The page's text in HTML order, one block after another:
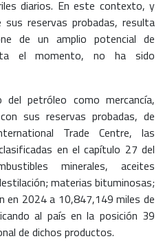
diarios. En este contexto, y
reservas probadas, resulta
de un amplio potencial de
el momento, no ha sido
petróleo como mercancía,
sus reservas probadas, de
Trade Centre, las
en el capítulo 27 del
minerales, aceites
materias bituminosas;
en 2024 a 10,847,149 miles de
al país en la posición 39
de dichos productos.